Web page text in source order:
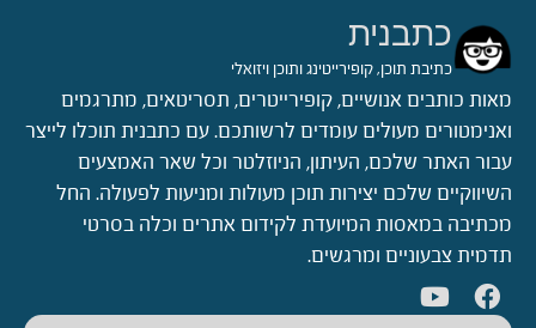
כתבנית
כתיבת תוכן, קופירייטינג ותוכן ויזואלי
מאות כותבים אנושיים, קופירייטרים, תסריטאים, מתרגמים
ואנימטורים מעולים עומדים לרשותכם. עם כתבנית תוכלו לייצר
עבור האתר שלכם, העיתון, הניוזלטר וכל שאר האמצעים
השיווקיים שלכם יצירות תוכן מעולות ומניעות לפעולה. החל
מכתיבה במאסות המיועדת לקידום אתרים וכלה בסרטי
תדמית צבעוניים ומרגשים.